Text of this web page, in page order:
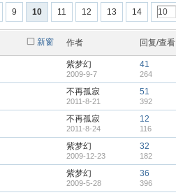
9 10 11 12 13 14
新窗 作者 回复/查看
紫梦幻
2009-9-7
41
264
不再孤寂
2011-8-21
51
392
不再孤寂
2011-8-24
12
116
紫梦幻
2009-12-23
32
182
紫梦幻
2009-5-28
36
396